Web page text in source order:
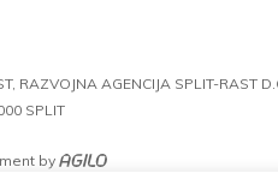
RAZVOJNA AGENCIJA SPLIT-RAST
SPLIT
by